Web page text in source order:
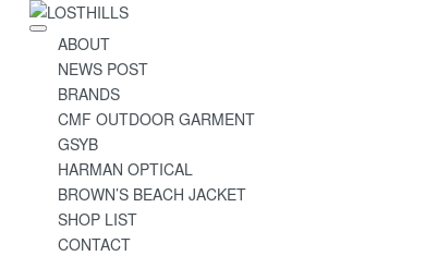
ABOUT
NEWS POST
BRANDS
CMF OUTDOOR GARMENT
GSYB
HARMAN OPTICAL
BROWN’S BEACH JACKET
SHOP LIST
CONTACT